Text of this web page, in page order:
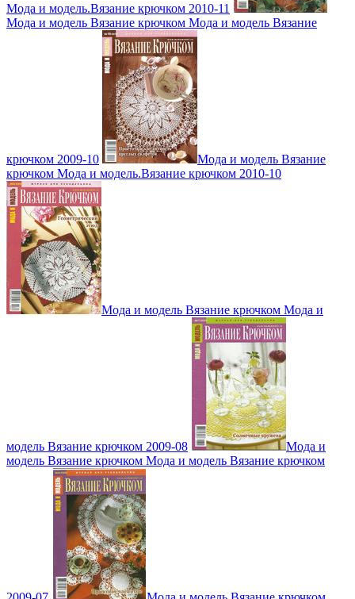
Мода и модель.Вязание крючком 2010-11
Мода и модель Вязание крючком Мода и модель Вязание
крючком 2009-10
Мода и модель Вязание
крючком Мода и модель.Вязание крючком 2010-10
Мода и модель Вязание крючком Мода и
модель Вязание крючком 2009-08
Мода и
модель Вязание крючком Мода и модель Вязание крючком